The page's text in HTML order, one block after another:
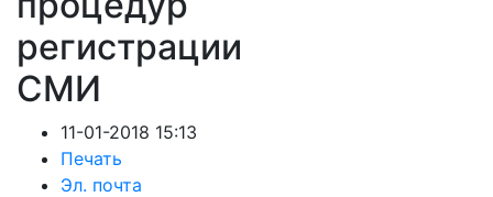
регистрации
СМИ
11-01-2018 15:13
Печать
Эл. почта